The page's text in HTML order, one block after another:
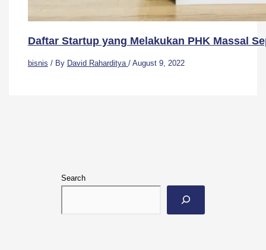
Daftar Startup yang Melakukan PHK Massal
bisnis / By David Raharditya / August 9, 2022
Search